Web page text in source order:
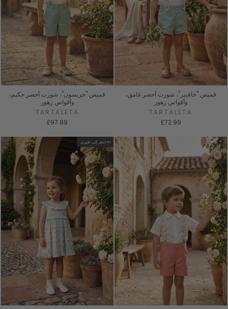
قميص "جريسون"، شورت أخضر حكيم،
وأقواس زهور
TARTALETA
£97.99
قميص "خافيير"، شورت أخضر غامق،
وأقواس زهور
TARTALETA
£72.99
انظر إلى ظهري 👀